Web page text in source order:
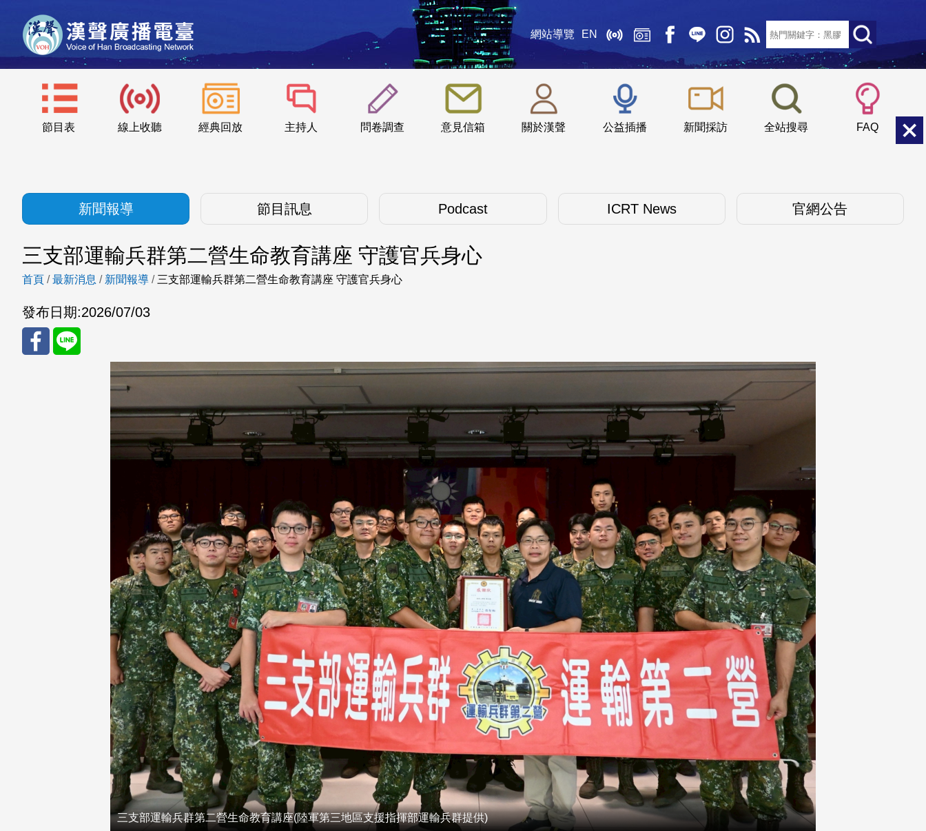
網站導覽 EN
節目表 線上收聽 經典回放 主持人 問卷調查 意見信箱 關於漢聲 公益插播 新聞採訪 全站搜尋 FAQ
::: 小 中
新聞報導 節目訊息 Podcast ICRT News 官網公告
三支部運輸兵群第二營生命教育講座 守護官兵身心
首頁 /最新消息 / 新聞報導 / 三支部運輸兵群第二營生命教育講座 守護官兵身心
發布日期:2026/07/03
三支部運輸兵群第二營生命教育講座(陸軍第三地區支援指揮部運輸兵群提供)